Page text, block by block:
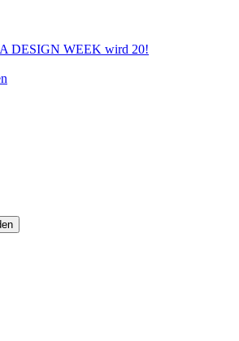
DESIGN WEEK wird 20!